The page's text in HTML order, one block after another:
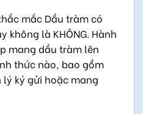
mắc Dầu tràm có
không là KHÔNG. Hành
mang dầu tràm lên
thức nào, bao gồm
ký gửi hoặc mang